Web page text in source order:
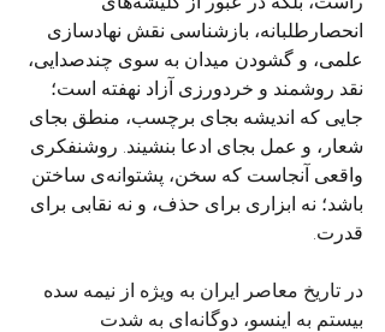
انحصارطلبانه، بازشناسی نقش نهادسازی
علمی، و گشودن میدان به‌ سوی چندصدایی،
نقد روشمند و خردورزی آزاد نهفته است؛
جایی که اندیشه بجای برچسب، منطق بجای
شعار، و عمل بجای ادعا بنشیند. روشنفکری
واقعی آنجاست که سخن، پشتوانه‌ی ساختن
باشد؛ نه ابزاری برای حذف، و نه نقابی برای
قدرت.
در تاریخ معاصر ایران به‌ ویژه از نیمه سده
بیستم به اینسو، دوگانه‌ای به‌ شدت